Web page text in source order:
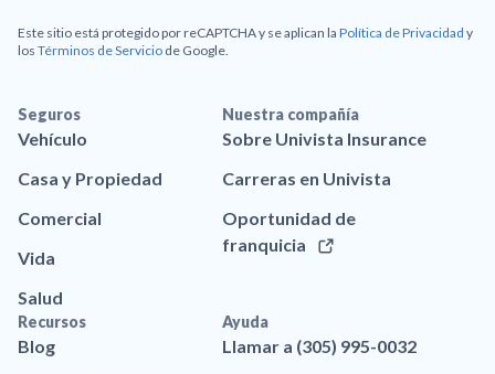
Este sitio está protegido por reCAPTCHA y se aplican la Política de Privacidad y
los Términos de Servicio de Google.
Seguros
Vehículo
Casa y Propiedad
Comercial
Vida
Salud
Nuestra compañía
Sobre Univista Insurance
Carreras en Univista
Oportunidad de
franquicia
Recursos
Blog
Ayuda
Llamar a (305) 995-0032